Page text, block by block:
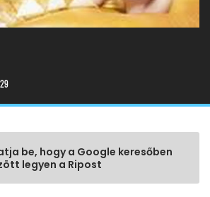
be, hogy a Google keresőben
legyen a Ripost